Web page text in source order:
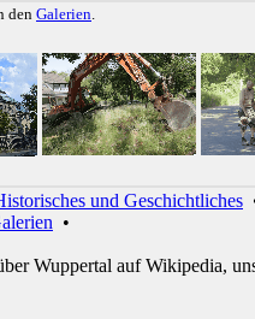
den Galerien.
und Geschichtliches
•
Wuppertal auf Wikipedia,